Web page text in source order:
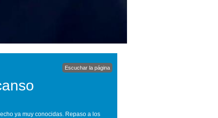
Escuchar la página
ya muy conocidas. Repaso a los